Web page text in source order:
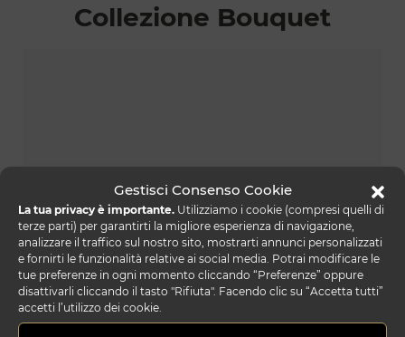
Gestisci Consenso Cookie
La tua privacy è importante. Utilizziamo i cookie (compresi quelli di
terze parti) per garantirti la migliore esperienza di navigazione,
analizzare il traffico sul nostro sito, mostrarti annunci personalizzati
e fornirti le funzionalità relative ai social media. Potrai modificare le
tue preferenze in ogni momento cliccando “Preferenze” oppure
disattivarli cliccando il tasto "Rifiuta". Facendo clic su “Accetta tutti”
accetti l’utilizzo dei cookie.
Collezione Bouquet